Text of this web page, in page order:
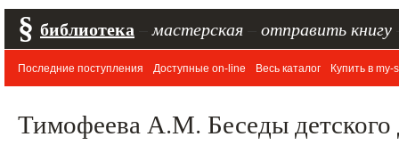
§ библиотека мастерская отправить книгу
Последние поступления Доступные on-line Весь каталог Купить в my-
Тимофеева А.М. Беседы детского